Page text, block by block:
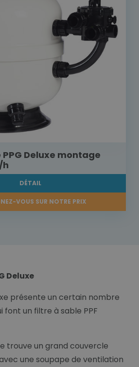
Deluxe montage
h
DÉTAIL
VOUS SUR NOTRE PRIX
Deluxe
présente un certain nombre
font un filtre à sable PPF
trouve un grand couvercle
une soupape de ventilation